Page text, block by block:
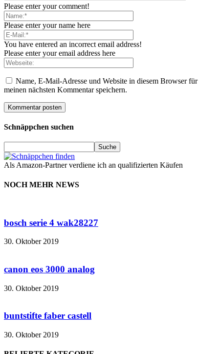
Please enter your comment!
Please enter your name here
You have entered an incorrect email address!
Please enter your email address here
Name, E-Mail-Adresse und Website in diesem Browser für
meinen nächsten Kommentar speichern.
Schnäppchen suchen
Als Amazon-Partner verdiene ich an qualifizierten Käufen
NOCH MEHR NEWS
bosch serie 4 wak28227
30. Oktober 2019
canon eos 3000 analog
30. Oktober 2019
buntstifte faber castell
30. Oktober 2019